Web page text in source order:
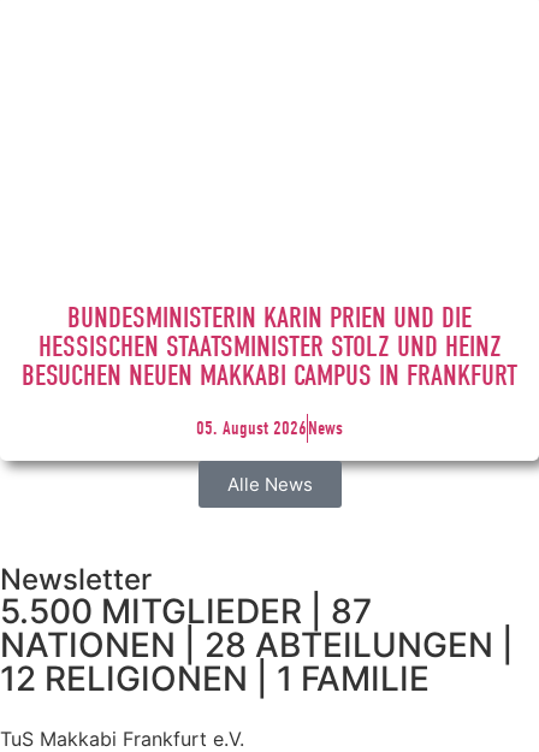
BUNDESMINISTERIN KARIN PRIEN UND DIE
HESSISCHEN STAATSMINISTER STOLZ UND HEINZ
BESUCHEN NEUEN MAKKABI CAMPUS IN FRANKFURT
05. August 2026News
Alle News
Newsletter
5.500 MITGLIEDER | 87
NATIONEN | 28 ABTEILUNGEN |
12 RELIGIONEN | 1 FAMILIE
TuS Makkabi Frankfurt e.V.